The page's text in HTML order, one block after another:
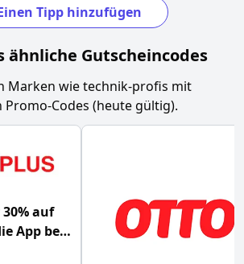
Tipp hinzufügen
ähnliche Gutscheincodes
Marken wietechnik-profis mit
Codes (heute gültig).
auf
App bei